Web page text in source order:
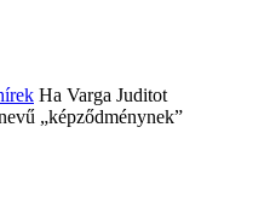
Ha Varga Juditot
„képződménynek”